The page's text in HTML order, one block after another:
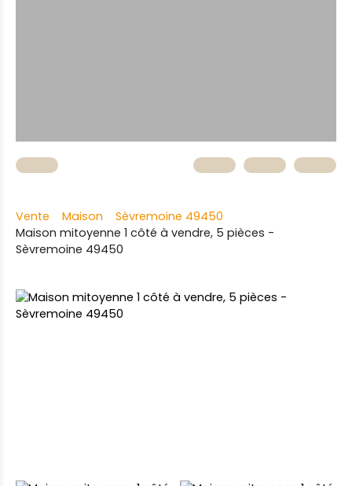
Vente Maison
Sèvremoine 49450
Maison mitoyenne 1 côté à vendre, 5 pièces -
Sèvremoine 49450